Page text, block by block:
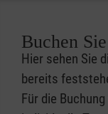
Buchen
Hier sehen Sie
bereits
Für die